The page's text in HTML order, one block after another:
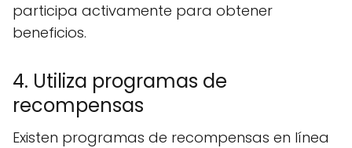
participa activamente para obtener
beneficios.
4. Utiliza programas de
recompensas
Existen programas de recompensas en línea